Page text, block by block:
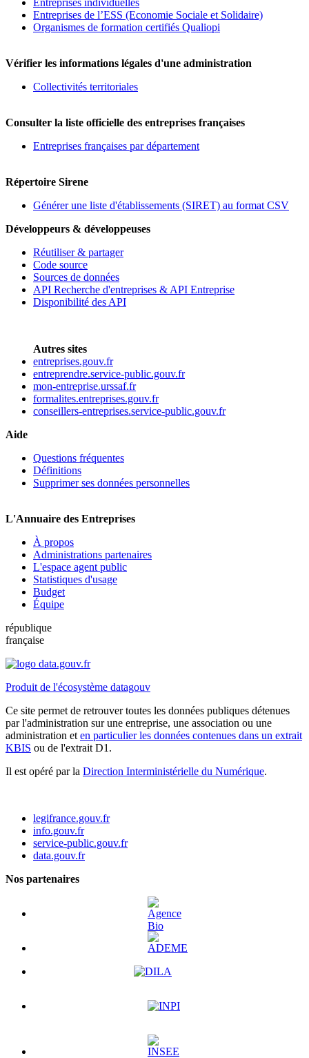
Entreprises individuelles
Entreprises de l’ESS (Economie Sociale et Solidaire)
Organismes de formation certifiés Qualiopi
Vérifier les informations légales d'une administration
Collectivités territoriales
Consulter la liste officielle des entreprises françaises
Entreprises françaises par département
Répertoire Sirene
Générer une liste d'établissements (SIRET) au format CSV
Développeurs & développeuses
Réutiliser & partager
Code source
Sources de données
API Recherche d'entreprises & API Entreprise
Disponibilité des API
Autres sites
entreprises.gouv.fr
entreprendre.service-public.gouv.fr
mon-entreprise.urssaf.fr
formalites.entreprises.gouv.fr
conseillers-entreprises.service-public.gouv.fr
Aide
Questions fréquentes
Définitions
Supprimer ses données personnelles
L'Annuaire des Entreprises
À propos
Administrations partenaires
L'espace agent public
Statistiques d'usage
Budget
Équipe
république
française
Produit de l'écosystème datagouv
Ce site permet de retrouver toutes les données publiques détenues
par l'administration sur une entreprise, une association ou une
administration et en particulier les données contenues dans un extrait
KBIS ou de l'extrait D1.
Il est opéré par la Direction Interministérielle du Numérique.
legifrance.gouv.fr
info.gouv.fr
service-public.gouv.fr
data.gouv.fr
Nos partenaires